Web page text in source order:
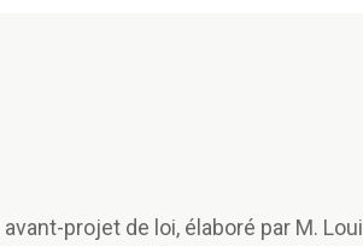
projet de loi, élaboré par M.